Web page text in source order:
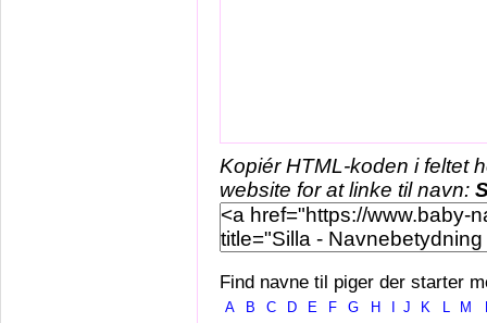
Kopiér HTML-koden i feltet
website for at linke til navn:
Find navne til piger der starter
A B C D E F G H J K L M